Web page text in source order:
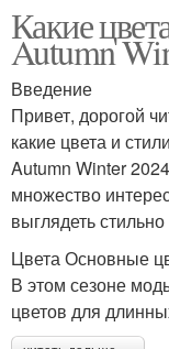
Какие
Autumn
Введение
Привет, дорогой
какие цвета и
Autumn Winter
множество
выглядеть
Цвета Основные
В этом сезоне
цветов для